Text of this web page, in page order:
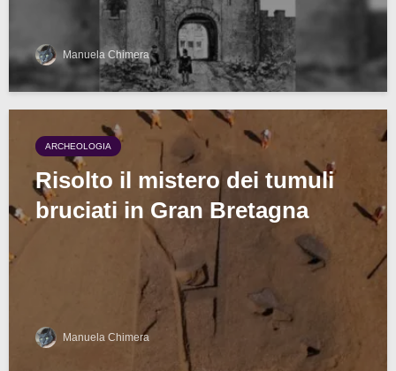
Manuela Chimera
ARCHEOLOGIA
Risolto il mistero dei tumuli
bruciati in Gran Bretagna
Manuela Chimera